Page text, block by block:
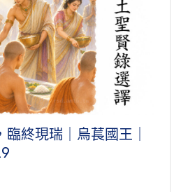
終現瑞｜烏萇國王｜